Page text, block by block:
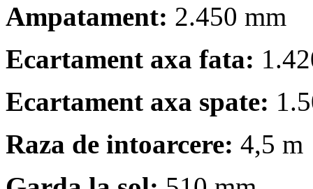
Ampatament: 2.450 mm
Ecartament axa fata:
Ecartament axa spate:
Raza de intoarcere: 4,5 m